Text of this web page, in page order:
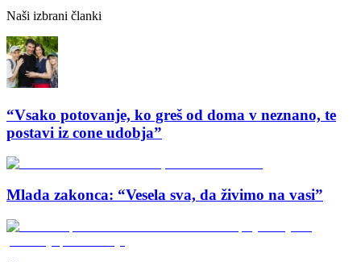
Naši izbrani članki
“Vsako potovanje, ko greš od doma v neznano, te
postavi iz cone udobja”
Mlada zakonca: “Vesela sva, da živimo na vasi”